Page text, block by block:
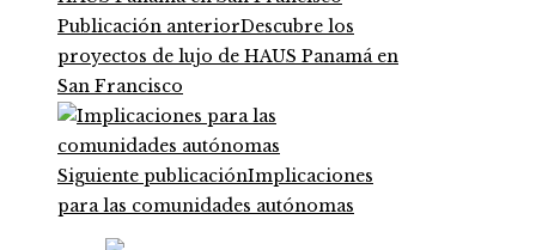
Publicación anteriorDescubre los
proyectos de lujo de HAUS Panamá en
San Francisco
Siguiente publicaciónImplicaciones
para las comunidades autónomas